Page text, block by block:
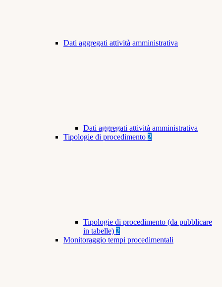
Dati aggregati attività amministrativa
Dati aggregati attività amministrativa
Tipologie di procedimento 2
Tipologie di procedimento (da pubblicare
in tabelle) 2
Monitoraggio tempi procedimentali